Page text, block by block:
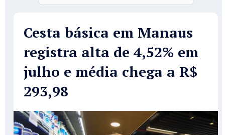
Cesta básica em Manaus
registra alta de 4,52% em
julho e média chega a R$
293,98